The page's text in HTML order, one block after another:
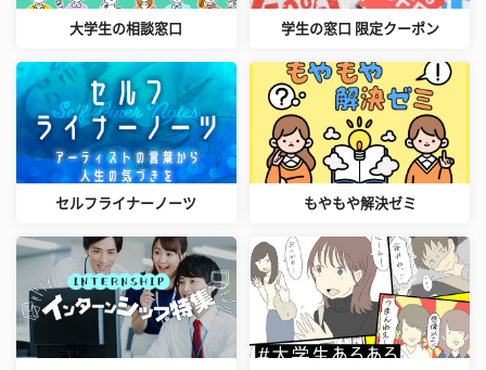
大学生の相談窓口 学生の窓口 限定クーポン
セルフライナーノーツ もやもや解決ゼミ